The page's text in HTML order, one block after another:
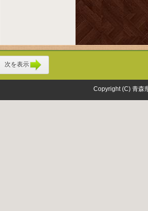
次を表示
Copyright (C) 青森